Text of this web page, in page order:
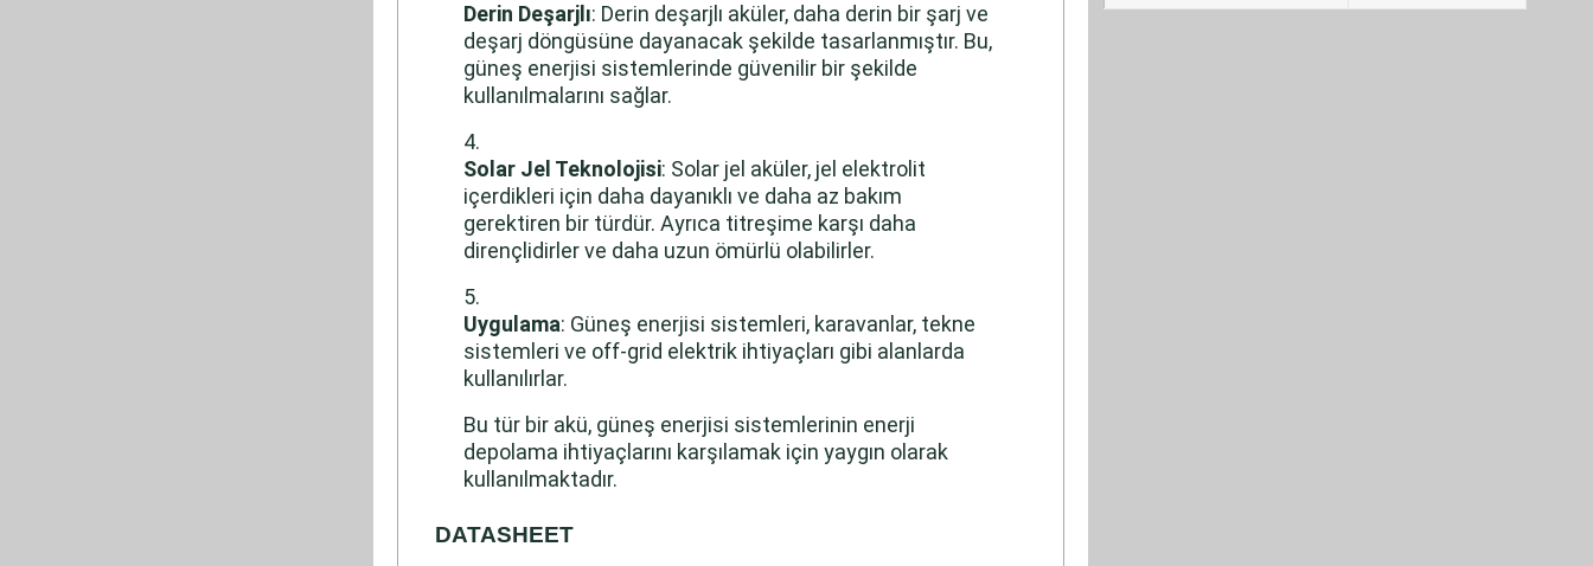
Derin Deşarjlı: Derin deşarjlı aküler, daha derin bir şarj ve
deşarj döngüsüne dayanacak şekilde tasarlanmıştır. Bu,
güneş enerjisi sistemlerinde güvenilir bir şekilde
kullanılmalarını sağlar.
Solar Jel Teknolojisi: Solar jel aküler, jel elektrolit
içerdikleri için daha dayanıklı ve daha az bakım
gerektiren bir türdür. Ayrıca titreşime karşı daha
dirençlidirler ve daha uzun ömürlü olabilirler.
Uygulama: Güneş enerjisi sistemleri, karavanlar, tekne
sistemleri ve off-grid elektrik ihtiyaçları gibi alanlarda
kullanılırlar.
Bu tür bir akü, güneş enerjisi sistemlerinin enerji
depolama ihtiyaçlarını karşılamak için yaygın olarak
kullanılmaktadır.
DATASHEET